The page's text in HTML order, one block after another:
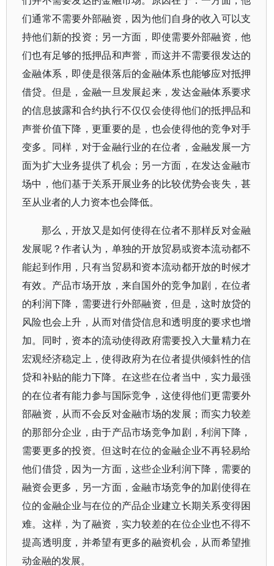
们通常不需要外部融资，因为他们自身的收入可以支
持他们新的投资；另一方面，即使需要外部融资，他
们也有足够的抵押品和声誉，而这并不需要很发达的
金融体系，即使是很落后的金融体系也能够应对抵押
借贷。但是，金融一旦发展起来，发达金融体系要求
的信息披露和合约执行不仅仅会使得他们的抵押品和
声誉价值下降，更重要的是，也会使得他的竞争对手
变多。同样，对于金融行业的在位者，金融发展一方
面为扩大业务提供了机会；另一方面，在发达金融市
场中，他们基于关系开展业务的比较优势会丧失，甚
至从业者的人力资本也会降低。
那么，开放又是如何使得在位者不那样反对金融
发展呢？作者认为，单独的开放贸易或资本流动都不
能起到作用，只有当贸易和资本流动都开放的时候才
有效。产品市场开放，来自国外的竞争加剧，在位者
的利润下降，需要进行外部融资，但是，这时放贷的
风险也会上升，从而对借贷信息和透明度的要求也增
加。同时，资本的流动使得政府需要投入大量精力在
宏观经济稳定上，使得政府为在位者提供倾斜性的信
贷和补贴的能力下降。在这些在位者当中，实力最强
的在位者有能力参与国际竞争，这使得他们更需要外
部融资，从而不会反对金融市场的发展；而实力较差
的那部分企业，由于产品市场竞争加剧，利润下降，
需要更多的投资。但这时在位的金融企业不再轻易给
他们借贷，因为一方面，这些企业利润下降，需要的
融资会更多，另一方面，金融市场竞争的加剧使得在
位的金融企业与在位的产品企业建立长期关系变得困
难。这样，为了融资，实力较差的在位企业也不得不
提高透明度，并希望有更多的融资机会，从而希望推
动金融的发展。